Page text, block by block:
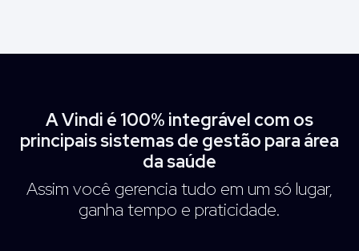
A Vindi é 100% integrável com os
principais sistemas de gestão para área
da saúde
Assim você gerencia tudo em um só lugar,
ganha tempo e praticidade.